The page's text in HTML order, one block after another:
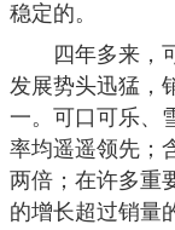
稳定的。
四年多来，
发展势头迅猛，
一。可口可乐、
率均遥遥领先；
两倍；在许多重
的增长超过销量